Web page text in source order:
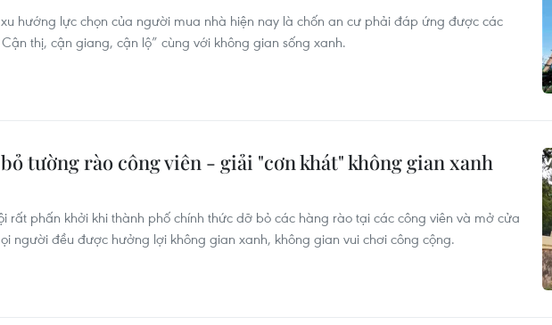
hướng lực chọn của người mua nhà hiện nay là chốn an cư phải đáp ứng được các
thị, cận giang, cận lộ” cùng với không gian sống xanh.
tường rào công viên - giải "cơn khát" không gian xanh
rất phấn khởi khi thành phố chính thức dỡ bỏ các hàng rào tại các công viên và mở cửa
người đều được hưởng lợi không gian xanh, không gian vui chơi công cộng.